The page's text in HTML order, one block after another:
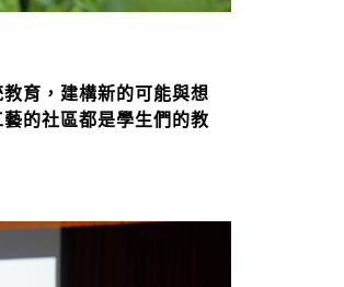
育，建構新的可能與想
的社區都是學生們的教